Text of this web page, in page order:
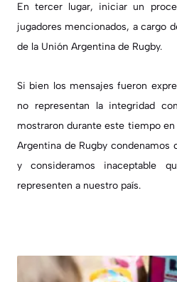
En tercer lugar, iniciar un
jugadores mencionados, a cargo
de la Unión Argentina de Rugby.
Si bien los mensajes fueron
no representan la integridad
mostraron durante este tiempo
Argentina de Rugby condenamos
y consideramos inaceptable
representen a nuestro país.